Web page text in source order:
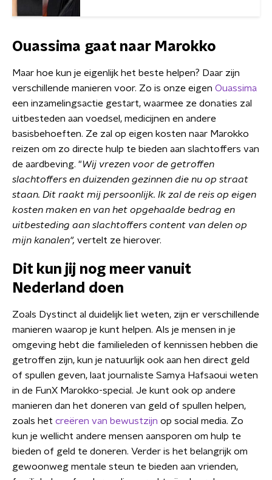
Ouassima gaat naar Marokko
Maar hoe kun je eigenlijk het beste helpen? Daar zijn
verschillende manieren voor. Zo is onze eigen Ouassima
een inzamelingsactie gestart, waarmee ze donaties zal
uitbesteden aan voedsel, medicijnen en andere
basisbehoeften. Ze zal op eigen kosten naar Marokko
reizen om zo directe hulp te bieden aan slachtoffers van
de aardbeving. "Wij vrezen voor de getroffen
slachtoffers en duizenden gezinnen die nu op straat
staan. Dit raakt mij persoonlijk. Ik zal de reis op eigen
kosten maken en van het opgehaalde bedrag en
uitbesteding aan slachtoffers content van delen op
mijn kanalen", vertelt ze hierover.
Dit kun jij nog meer vanuit
Nederland doen
Zoals Dystinct al duidelijk liet weten, zijn er verschillende
manieren waarop je kunt helpen. Als je mensen in je
omgeving hebt die familieleden of kennissen hebben die
getroffen zijn, kun je natuurlijk ook aan hen direct geld
of spullen geven, laat journaliste Samya Hafsaoui weten
in de FunX Marokko-special. Je kunt ook op andere
manieren dan het doneren van geld of spullen helpen,
zoals het creëren van bewustzijn op social media. Zo
kun je wellicht andere mensen aansporen om hulp te
bieden of geld te doneren. Verder is het belangrijk om
gewoonweg mentale steun te bieden aan vrienden,